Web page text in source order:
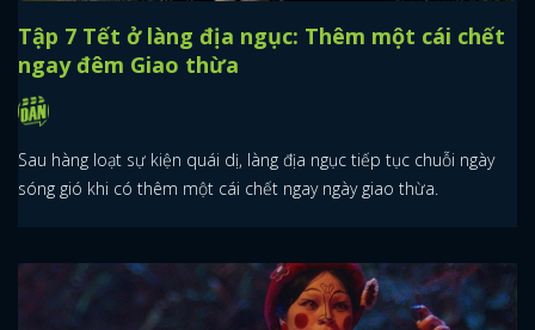
Tập 7 Tết ở làng địa ngục: Thêm một cái chết
ngay đêm Giao thừa
Sau hàng loạt sự kiện quái dị, làng địa ngục tiếp tục chuỗi ngày
sóng gió khi có thêm một cái chết ngay ngày giao thừa.